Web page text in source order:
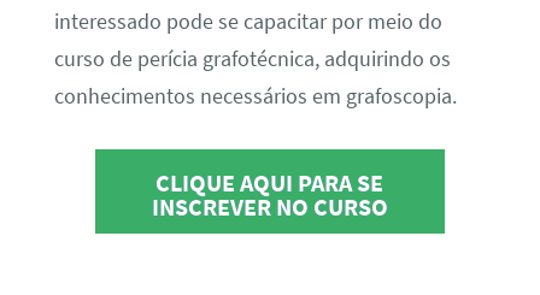
interessado pode se capacitar por meio do
curso de perícia grafotécnica, adquirindo os
conhecimentos necessários em grafoscopia.
CLIQUE AQUI PARA SE
INSCREVER NO CURSO